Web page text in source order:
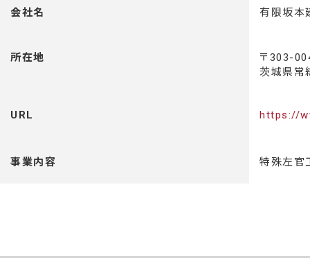
会社名 有限坂本
所在地
〒303-
茨城県常
URL https://
事業内容 特殊左官